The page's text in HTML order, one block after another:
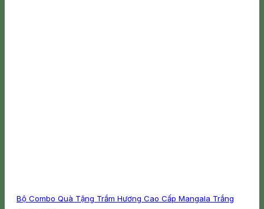
Bộ Combo Quà Tặng Trầm Hương Cao Cấp Mangala Trắng